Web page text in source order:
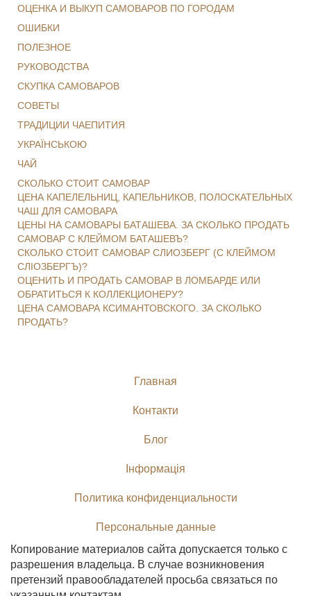
ОЦЕНКА И ВЫКУП САМОВАРОВ ПО ГОРОДАМ
ОШИБКИ
ПОЛЕЗНОЕ
РУКОВОДСТВА
СКУПКА САМОВАРОВ
СОВЕТЫ
ТРАДИЦИИ ЧАЕПИТИЯ
УКРАЇНСЬКОЮ
ЧАЙ
СКОЛЬКО СТОИТ САМОВАР
ЦЕНА КАПЕЛЕЛЬНИЦ, КАПЕЛЬНИКОВ, ПОЛОСКАТЕЛЬНЫХ
ЧАШ ДЛЯ САМОВАРА
ЦЕНЫ НА САМОВАРЫ БАТАШЕВА. ЗА СКОЛЬКО ПРОДАТЬ
САМОВАР С КЛЕЙМОМ БАТАШЕВЪ?
СКОЛЬКО СТОИТ САМОВАР СЛИОЗБЕРГ (С КЛЕЙМОМ
СЛІОЗБЕРГЪ)?
ОЦЕНИТЬ И ПРОДАТЬ САМОВАР В ЛОМБАРДЕ ИЛИ
ОБРАТИТЬСЯ К КОЛЛЕКЦИОНЕРУ?
ЦЕНА САМОВАРА КСИМАНТОВСКОГО. ЗА СКОЛЬКО
ПРОДАТЬ?
Главная
Контакти
Блог
Інформація
Политика конфиденциальности
Персональные данные
Копирование материалов сайта допускается только с
разрешения владельца. В случае возникновения
претензий правообладателей просьба связаться по